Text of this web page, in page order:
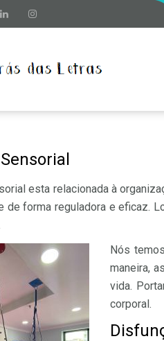
esta relacionada à
de forma reguladora e eficaz.
Nós
maneira,
vida.
corporal.